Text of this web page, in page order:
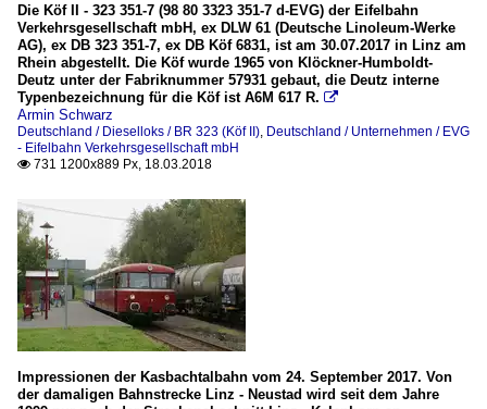
Die Köf II - 323 351-7 (98 80 3323 351-7 d-EVG) der Eifelbahn
Verkehrsgesellschaft mbH, ex DLW 61 (Deutsche Linoleum-Werke
AG), ex DB 323 351-7, ex DB Köf 6831, ist am 30.07.2017 in Linz am
Rhein abgestellt. Die Köf wurde 1965 von Klöckner-Humboldt-
Deutz unter der Fabriknummer 57931 gebaut, die Deutz interne
Typenbezeichnung für die Köf ist A6M 617 R. 
Armin Schwarz
Deutschland / Dieselloks / BR 323 (Köf II) Deutschland / Unternehmen / EVG
- Eifelbahn Verkehrsgesellschaft mbH
 731 1200x889 Px, 18.03.2018
Impressionen der Kasbachtalbahn vom 24. September 2017. Von
der damaligen Bahnstrecke Linz - Neustad wird seit dem Jahre